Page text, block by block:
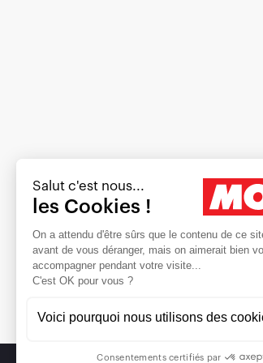
Salut c'est nous...
les Cookies !
On a attendu d'être sûrs que le contenu de ce
avant de vous déranger, mais on aimerait bien
accompagner pendant votre visite...
C'est OK pour vous ?
Voici pourquoi nous utilisons des
Consentements certifiés par